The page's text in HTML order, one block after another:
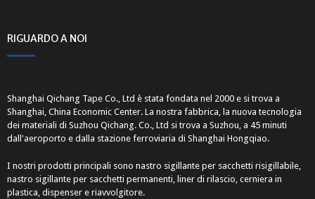
RIGUARDO A NOI
Shanghai Qichang Tape Co., Ltd è stata fondata nel 2000 e si trova a
Shanghai, China Economic Center. La nostra fabbrica, la nuova tecnologia
dei materiali di Suzhou Qichang. Co., Ltd si trova a Suzhou, a 45 minuti
dall'aeroporto e dalla stazione ferroviaria di Shanghai Hongqiao.
I nostri prodotti principali sono nastro sigillante per sacchetti risigillabile,
nastro sigillante per sacchetti permanenti, liner di rilascio, cerniera in
plastica, dispenser e riavvolgitore.